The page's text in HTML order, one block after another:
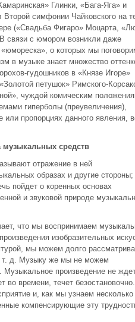
Глинки, «Бага-Яга» и
симфонии Чайковского на
(«Свадьба Фигаро» Моцарта,
связи с юмором возникли даже
о которых мы
в музыке знает множество
гудошников в «Князе Игоре»
петушок» Римского-
чуждой комическим
гиперболы (преувеличения),
или пропорциях данного явления,
музыкальных средств
отражение в ней
образах и другие стороны;
пойдет о коренных основах
и звуковой природе
что мы воспринимаем
изобразительных
мы можем долго
т. д. Музыку же мы не можем
произведение не
во времени, течет
и, как мы узнаем
компенсирующие эту